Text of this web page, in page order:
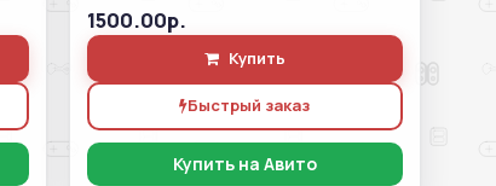
1500.00р.
Купить
Быстрый заказ
Купить на Авито